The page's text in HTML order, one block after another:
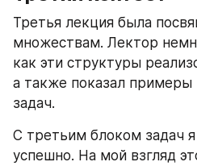
Третья лекция была
множествам. Лектор
как эти структуры
а также показал
задач.
С третьим блоком задач
успешно. На мой взгляд